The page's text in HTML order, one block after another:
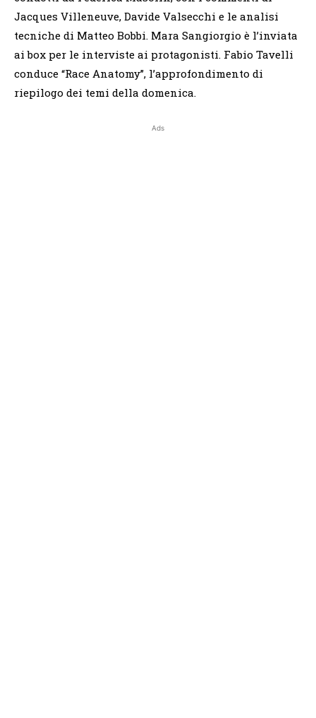
Jacques Villeneuve, Davide Valsecchi e le analisi
tecniche di Matteo Bobbi. Mara Sangiorgio è l’inviata
ai box per le interviste ai protagonisti. Fabio Tavelli
conduce “Race Anatomy”, l’approfondimento di
riepilogo dei temi della domenica.
Ads